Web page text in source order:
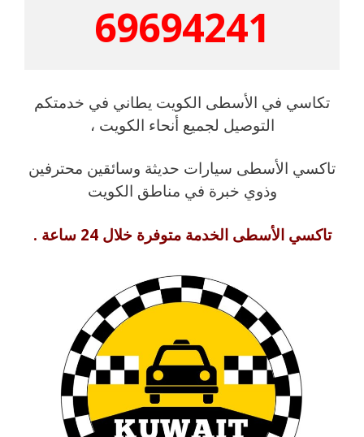
69694241
تكاسي في الأسطى الكويت يطاني في خدمتكم
التوصيل لجميع أنحاء الكويت ،
تاكسي الأسطى سيارات حديثة وسائقين محترفين
وذوي خبرة في مناطق الكويت
تاكسي الأسطى الخدمة متوفرة خلال 24 ساعة .